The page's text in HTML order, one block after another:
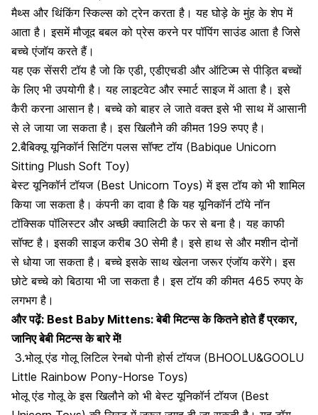
मैथ्स और थिंकिंग स्किल्स को ट्रेन करता है। यह घोड़े के मुंह के शेप में
आता है। इसमें मौजूद बबल को प्रेस करने पर पॉपिंग साउंड आता है जिसे
बच्चे एंजॉय करते हैं।
यह एक सेंसरी टॉय है जो कि एडी, एडीएचडी और ऑटिज्म से पीड़ित बच्चों
के लिए भी उपयोगी है। यह लाइटवेट और स्मार्ट साइज में आता है। इसे
कैरी करना आसान है। बच्चे को बाहर ले जाते वक्त इसे भी साथ में आसानी
से ले जाया जा सकता है। इस खिलौने की कीमत 199 रुपए है।
2.बैबिक्यू यूनिकॉर्न सिटिंगपलस सॉफ्ट टॉय (Babique Unicorn
Sitting Plush Soft Toy)
बेस्ट यूनिकॉर्न टॉयज (Best Unicorn Toys) में इस टॉय को भी शामिल
किया जा सकता है। कंपनी का दावा है कि यह यूनिकॉर्न टॉये नॉन
टॉक्सिक पॉलिस्टर और अच्छी क्वालिटी के फर से बना है। यह काफी
सॉफ्ट है। इसकी साइज करीब 30 सेमी है। इसे हाथ से और मशीन दोनों
से धोया जा सकता है।बच्चे इसके साथ खेलना जरूर एंजॉय करेंगे। इस
छोटे बच्चे को बिठाया भी जा सकता है। इस टॉय की कीमत 465 रुपए के
लगभग है।
और पढ़ें: Best Baby Mittens: बेबी मिटन्स के कितने होते हैं प्रकार,
जानिए बेबी मिटन्स के बारे में!
3.भोलू एंड गोलू लिटिल रेनबो पोनी होर्स टॉयज (BHOOLU&GOOLU
Little Rainbow Pony-Horse Toys)
भोलू एंड गोलू के इस खिलौने को भी बेस्ट यूनिकॉर्न टॉयज (Best